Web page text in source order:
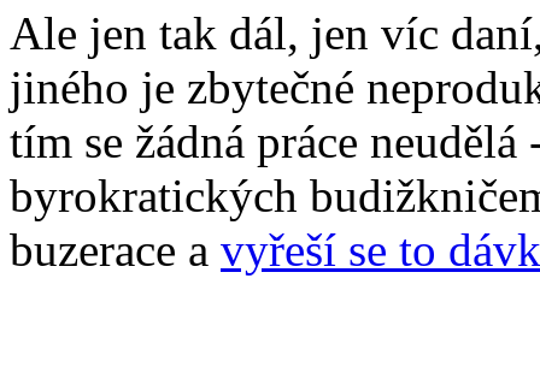
Ale jen tak dál, jen víc
jiného je zbytečné
tím se žádná práce
byrokratických
buzerace a vyřeší se to